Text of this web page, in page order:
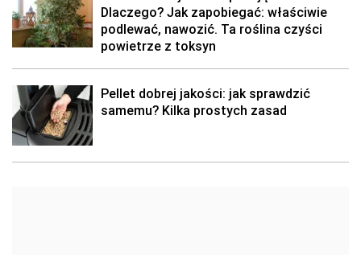
Dlaczego? Jak zapobiegać: właściwie
podlewać, nawozić. Ta roślina czyści
powietrze z toksyn
Pellet dobrej jakości: jak sprawdzić
samemu? Kilka prostych zasad